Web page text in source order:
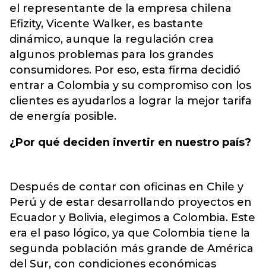
el representante de la empresa chilena
Efizity, Vicente Walker, es bastante
dinámico, aunque la regulación crea
algunos problemas para los grandes
consumidores. Por eso, esta firma decidió
entrar a Colombia y su compromiso con los
clientes es ayudarlos a lograr la mejor tarifa
de energía posible.
¿Por qué deciden invertir en nuestro país?
Después de contar con oficinas en Chile y
Perú y de estar desarrollando proyectos en
Ecuador y Bolivia, elegimos a Colombia. Este
era el paso lógico, ya que Colombia tiene la
segunda población más grande de América
del Sur, con condiciones económicas